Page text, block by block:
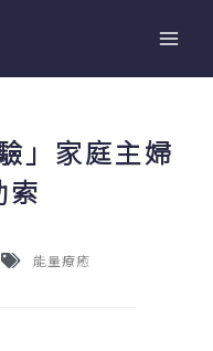
」家庭主婦
索
能量療癒